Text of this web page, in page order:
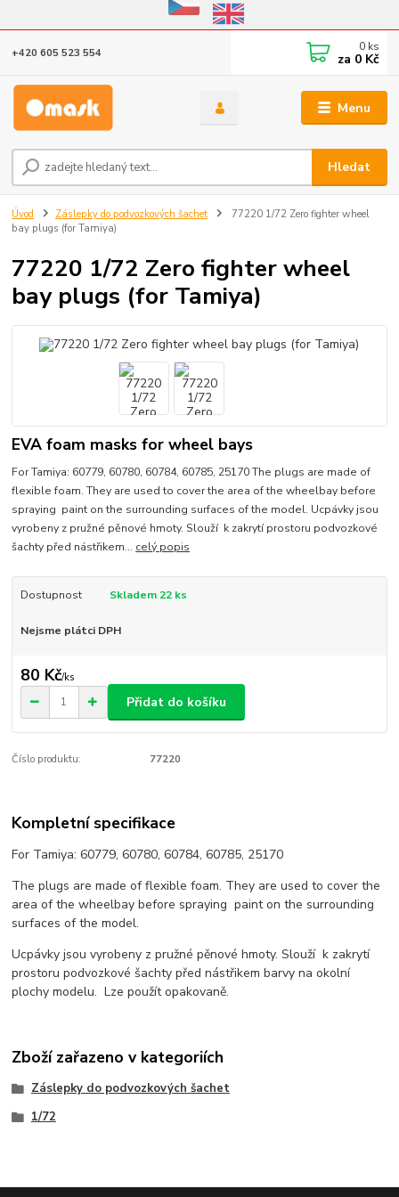
Eshop v provozu do 31.10.2026
Menu
Hledat
+420 605 523 554 0 ks
za 0 Kč
Úvod Záslepky do podvozkových šachet
77220 1/72 Zero fighter wheel
bay plugs (for Tamiya)
77220 1/72 Zero fighter wheel
bay plugs (for Tamiya)
EVA foam masks for wheel bays
For Tamiya: 60779, 60780, 60784, 60785, 25170 The plugs are made of
flexible foam. They are used to cover the area of the wheelbay before
spraying paint on the surrounding surfaces of the model. Ucpávky jsou
vyrobeny z pružné pěnové hmoty. Slouží k zakrytí prostoru podvozkové
šachty před nástřikem... celý popis
Dostupnost Skladem 22 ks
Nejsme plátci DPH
80 Kč/ks
Přidat do košíku
Číslo produktu: 77220
Kompletní specifikace
For Tamiya: 60779, 60780, 60784, 60785, 25170
The plugs are made of flexible foam. They are used to cover the
area of the wheelbay before spraying paint on the surrounding
surfaces of the model.
Ucpávky jsou vyrobeny z pružné pěnové hmoty. Slouží k zakrytí
prostoru podvozkové šachty před nástřikem barvy na okolní
plochy modelu. Lze použít opakovaně.
Zboží zařazeno v kategoriích
Záslepky do podvozkových šachet
1/72